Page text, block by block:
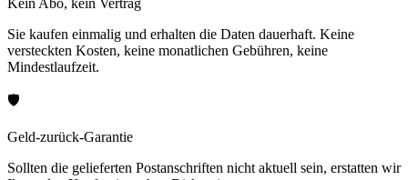
Kein Abo, kein Vertrag
Sie kaufen einmalig und erhalten die Daten dauerhaft. Keine
versteckten Kosten, keine monatlichen Gebühren, keine
Mindestlaufzeit.
🛡️
Geld-zurück-Garantie
Sollten die gelieferten Postanschriften nicht aktuell sein, erstatten wir